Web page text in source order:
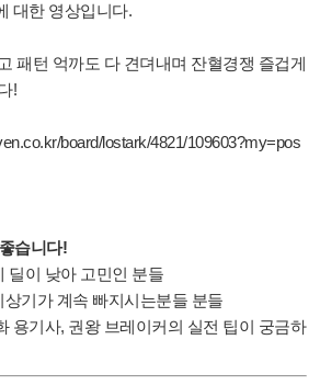
대한 영상입니다.
패턴 억까도 다 견뎌내며 잔혈경쟁 즐겁게
!
board/lostark/4821/109603?my=pos
습니다!
딜이 낮아 고민인 분들
기가 계속 빠지시는분들 분들
용기사, 권왕 브레이커의 실전 팁이 궁금하